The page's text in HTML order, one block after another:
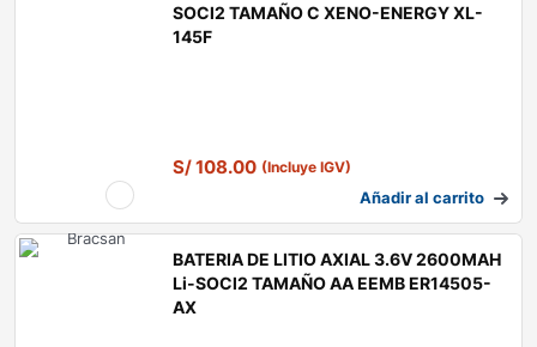
SOCl2 TAMAÑO C XENO-ENERGY XL-
145F
S/108.00 (Incluye IGV)
Añadir al carrito
BATERIA DE LITIO AXIAL 3.6V 2600MAH
Li-SOCl2 TAMAÑO AA EEMB ER14505-
AX